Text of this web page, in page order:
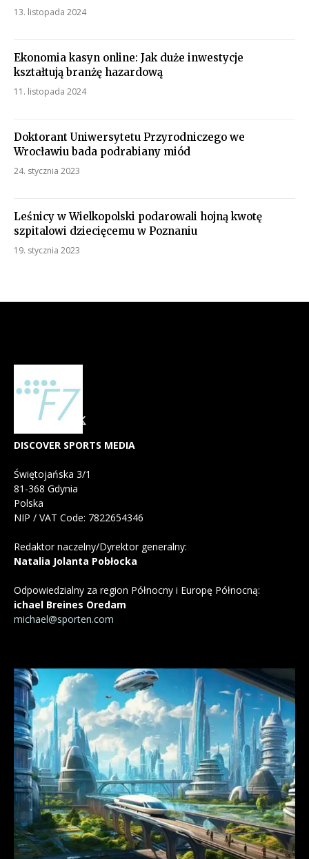
13. listopada 2024
Ekonomia kasyn online: Jak duże inwestycje
kształtują branżę hazardową
11. listopada 2024
Doktorant Uniwersytetu Przyrodniczego we
Wrocławiu bada podrabiany miód
24. stycznia 2023
Leśnicy w Wielkopolski podarowali hojną kwotę
szpitalowi dziecięcemu w Poznaniu
19. stycznia 2023
DISCOVER SPORTS MEDIA
Świętojańska 3/1
81-368 Gdynia
Polska
NIP / VAT Code: 7822654346
Redaktor naczelny/Dyrektor generalny:
Natalia Jolanta Pobłocka
Odpowiedzialny za region Północny i Europę Północną:
ichael Breines Oredam
michael@sporten.com